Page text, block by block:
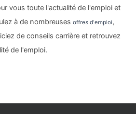
vous toute l'actualité de l'emploi et
à de nombreusesoffres d'emploi,
de conseils carrière et retrouvez
de l'emploi.